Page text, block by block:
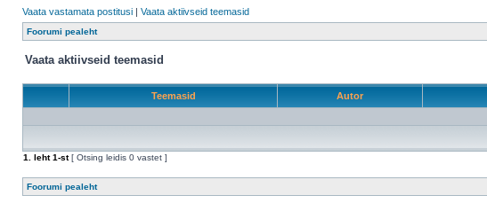
Vaata vastamata postitusi | Vaata aktiivseid teemasid
Foorumi pealeht
Vaata aktiivseid teemasid
Teemasid Autor
1
. leht1-st[ Otsing leidis 0 vastet ]
Foorumi pealeht